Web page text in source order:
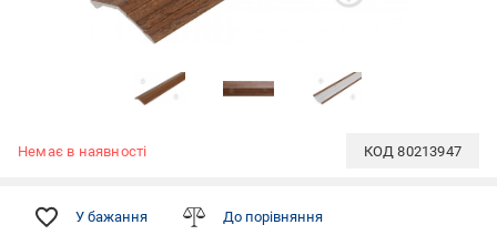
Немає в наявності КОД80213947
У бажання До порівняння